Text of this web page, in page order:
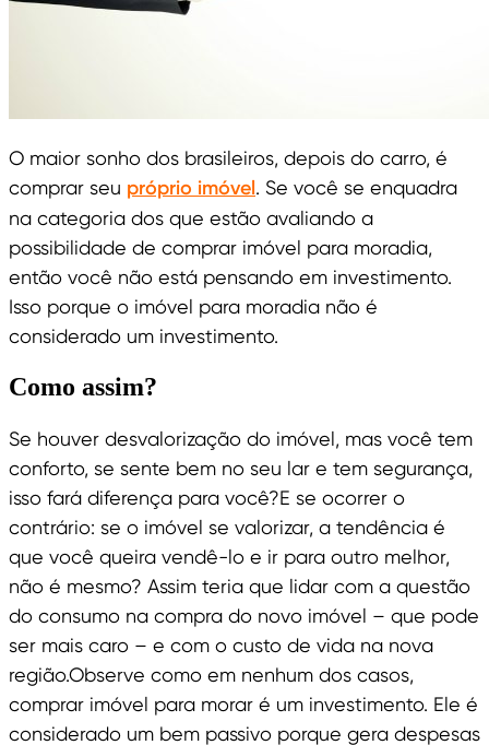
O maior sonho dos brasileiros, depois do carro, é
comprar seu próprio imóvel. Se você se enquadra
na categoria dos que estão avaliando a
possibilidade de comprar imóvel para moradia,
então você não está pensando em investimento.
Isso porque o imóvel para moradia não é
considerado um investimento.
Como assim?
Se houver desvalorização do imóvel, mas você tem
conforto, se sente bem no seu lar e tem segurança,
isso fará diferença para você?E se ocorrer o
contrário: se o imóvel se valorizar, a tendência é
que você queira vendê-lo e ir para outro melhor,
não é mesmo? Assim teria que lidar com a questão
do consumo na compra do novo imóvel – que pode
ser mais caro – e com o custo de vida na nova
região.Observe como em nenhum dos casos,
comprar imóvel para morar é um investimento. Ele é
considerado um bem passivo porque gera despesas